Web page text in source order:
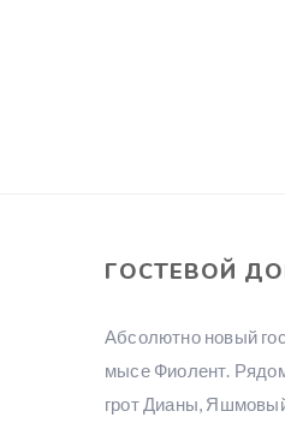
ГОСТЕВОЙ
Абсолютно новый
мысе Фиолент.
грот Дианы,